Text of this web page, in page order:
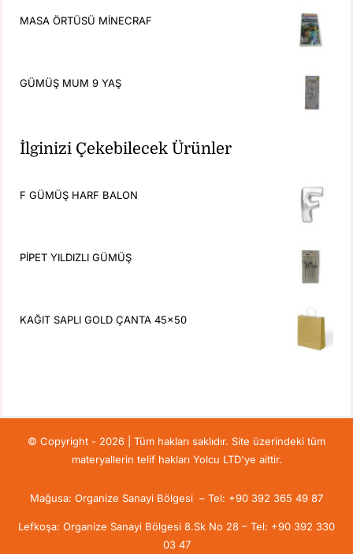
MASA ÖRTÜSÜ MİNECRAF
GÜMÜŞ MUM 9 YAŞ
İlginizi Çekebilecek Ürünler
F GÜMÜŞ HARF BALON
PİPET YILDIZLI GÜMÜŞ
KAĞIT SAPLI GOLD ÇANTA 45x50
© Copyright - 2026 | Tüm hakları saklıdır. Site üzerindeki tüm
materyallerin telif hakları Yolcu LTD'ye aittir.
Mağusa: Organize Sanayi Bölgesi – Tel: +90 392 365 49 87
Lefkoşa: Organize Sanayi Bölgesi 8.Sk No 28 – Tel: +90 392 330
03 47